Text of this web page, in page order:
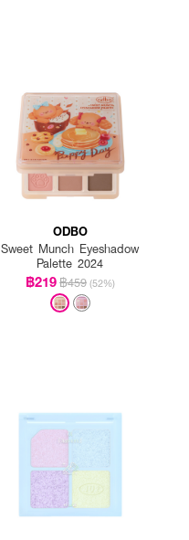
ODBO
Sweet Munch Eyeshadow
Palette 2024
฿219฿459 (52%)